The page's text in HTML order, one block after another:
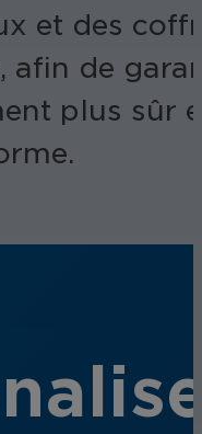
et des
afin de
plus sûr